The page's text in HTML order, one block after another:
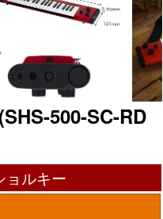
500-SC-RD
ョルキー